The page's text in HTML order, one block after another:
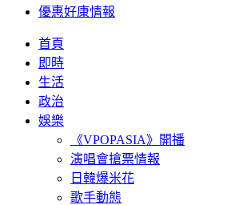
優惠好康情報
首頁
即時
生活
政治
娛樂
《VPOPASIA》開播
演唱會搶票情報
日韓爆米花
歌手動態